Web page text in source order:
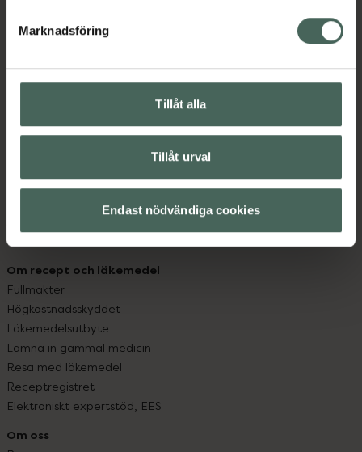
Marknadsföring
Tillåt alla
Tillåt urval
Endast nödvändiga cookies
med oss.
Kundservice
Kontakta oss
Hitta apotek
Leverans, betalning och retur
Kundklubb
Köpvillkor
Om recept och läkemedel
Fullmakter
Högkostnadsskyddet
Läkemedelsutbyte
Lämna in gammal medicin
Resa med läkemedel
Receptregistret
Elektroniskt expertstöd, EES
Om oss